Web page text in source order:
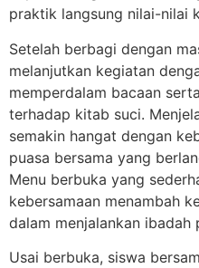
praktik langsung nilai-nilai
Setelah berbagi dengan
melanjutkan kegiatan
memperdalam bacaan
terhadap kitab suci.
semakin hangat dengan
puasa bersama yang
Menu berbuka yang
kebersamaan menambah
dalam menjalankan ibadah
Usai berbuka, siswa